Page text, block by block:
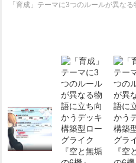
「育成」テーマに3つのルールが異な